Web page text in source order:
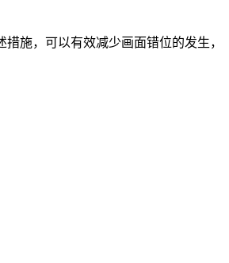
施，可以有效减少画面错位的发生，